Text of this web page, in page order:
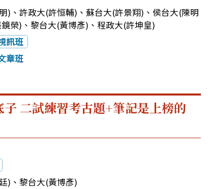
) 、 許政大(許恒輔) 、 蘇台大(許景翔) 、 侯台大(陳明
榮) 、 黎台大(黃博彥) 、 程政大(許坤皇)
訊班
章班
二試練習考古題+筆記是上榜的
) 、 黎台大(黃博彥)